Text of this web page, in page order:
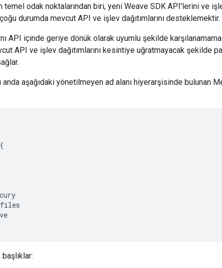
odak noktalarından biri, yeni Weave SDK API'lerini ve
durumda mevcut API ve işlev dağıtımlarını desteklemektir.
API içinde geriye dönük olarak uyumlu şekilde
API ve işlev dağıtımlarını kesintiye uğratmayacak şekilde
anda aşağıdaki yönetilmeyen ad alanı hiyerarşisinde bulunan